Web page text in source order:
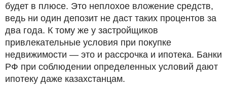
будет в плюсе. Это неплохое вложение средств,
ведь ни один депозит не даст таких процентов за
два года. К тому же у застройщиков
привлекательные условия при покупке
недвижимости — это и рассрочка и ипотека. Банки
РФ при соблюдении определенных условий дают
ипотеку даже казахстанцам.